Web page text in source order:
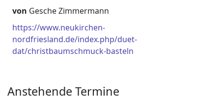
von Gesche Zimmermann
https://www.neukirchen-
nordfriesland.de/index.php/duet-
dat/christbaumschmuck-basteln
Anstehende Termine